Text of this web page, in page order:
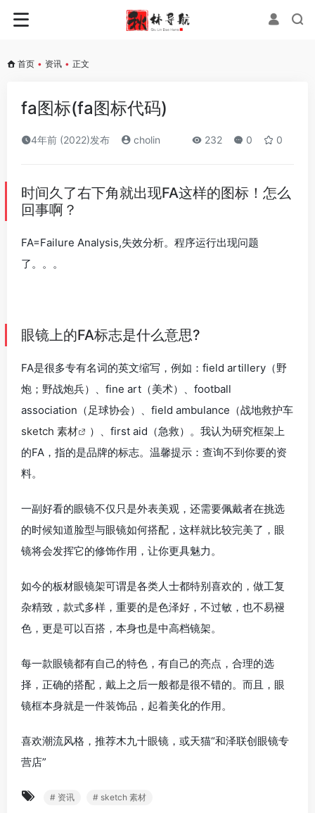
首页 • 资讯 • 正文
fa图标(fa图标代码)
4年前 (2022)发布 cholin 232 0 0
时间久了右下角就出现FA这样的图标！怎么
回事啊？
FA=Failure Analysis,失效分析。程序运行出现问题
了。。。
眼镜上的FA标志是什么意思?
FA是很多专有名词的英文缩写，例如：field artillery（野
炮；野战炮兵）、fine art（美术）、football
association（足球协会）、field ambulance（战地救护车
sketch 素材
）、first aid（急救）。我认为研究框架上
的FA，指的是品牌的标志。温馨提示：查询不到你要的资
料。
一副好看的眼镜不仅只是外表美观，还需要佩戴者在挑选
的时候知道脸型与眼镜如何搭配，这样就比较完美了，眼
镜将会发挥它的修饰作用，让你更具魅力。
如今的板材眼镜架可谓是各类人士都特别喜欢的，做工复
杂精致，款式多样，重要的是色泽好，不过敏，也不易褪
色，更是可以百搭，本身也是中高档镜架。
每一款眼镜都有自己的特色，有自己的亮点，合理的选
择，正确的搭配，戴上之后一般都是很不错的。而且，眼
镜框本身就是一件装饰品，起着美化的作用。
喜欢潮流风格，推荐木九十眼镜，或天猫“和泽联创眼镜专
营店”
# 资讯 # sketch 素材